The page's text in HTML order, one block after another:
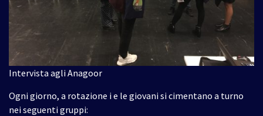
Intervista agli Anagoor
Ogni giorno, a rotazione i e le giovani si cimentano a turno
nei seguenti gruppi: